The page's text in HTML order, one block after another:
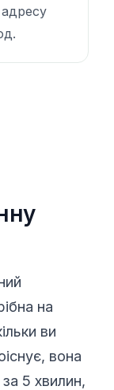
на
ви
вона
5 хвилин,